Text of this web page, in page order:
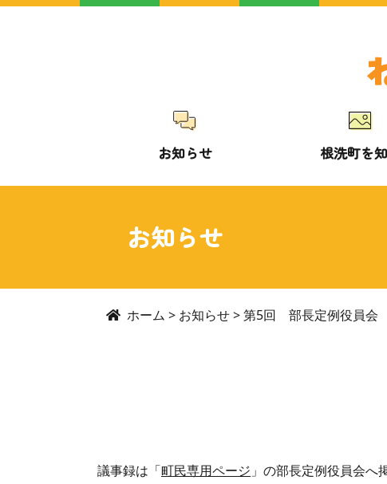
お知らせ 根洗町を
お知らせ
ホーム > お知らせ>第5回 部長定例役員会
議事録は「町民専用ページ 」の部長定例役員会へ